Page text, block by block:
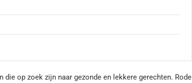
op zoek zijn naar gezonde en lekkere gerechten. Rode